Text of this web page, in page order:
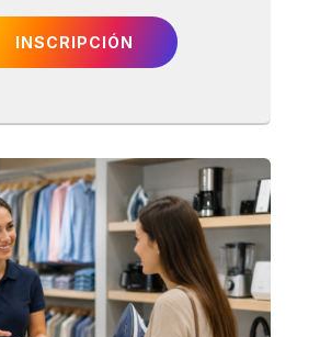
INSCRIPCIÓN